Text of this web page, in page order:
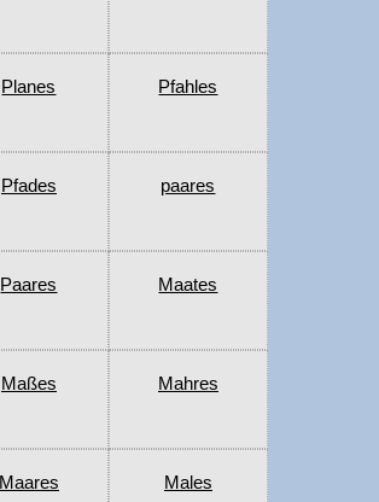
Planes Pfahles
Pfades paares
Paares Maates
Maßes Mahres
Maares Males